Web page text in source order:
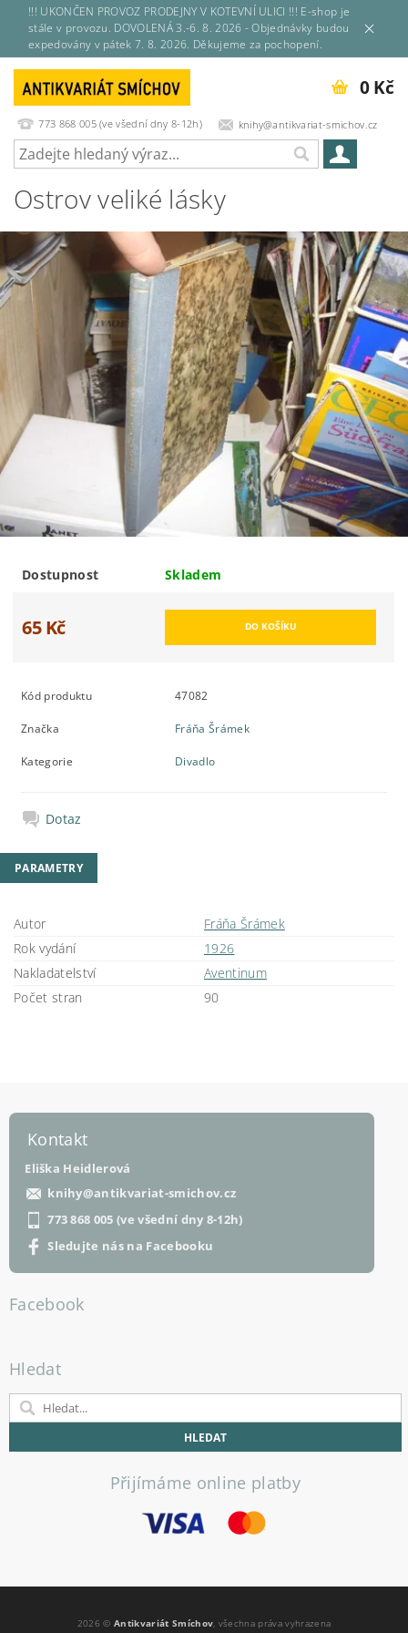
!!! UKONČEN PROVOZ PRODEJNY V KOTEVNÍ ULICI !!! E-shop je
stále v provozu. DOVOLENÁ 3.-6. 8. 2026 - Objednávky budou
expedovány v pátek 7. 8. 2026. Děkujeme za pochopení.
773 868 005 (ve všední dny 8-12h) knihy@antikvariat-smichov.cz
0 Kč
Ostrov veliké lásky
Dostupnost Skladem
65 Kč
Kód produktu 47082
Značka Fráňa Šrámek
Kategorie Divadlo
Dotaz
PARAMETRY
Autor
Fráňa Šrámek
Rok vydání
1926
Nakladatelství
Aventinum
Počet stran
90
Kontakt
Eliška Heidlerová
knihy@antikvariat-smichov.cz
773 868 005 (ve všední dny 8-12h)
Sledujte nás na Facebooku
Facebook
Hledat
Přijímáme online platby
2026 ©Antikvariát Smíchov , všechna práva vyhrazena